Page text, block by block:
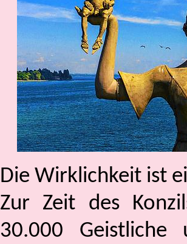
Die Wirklichkeit ist
Zur Zeit des
30.000